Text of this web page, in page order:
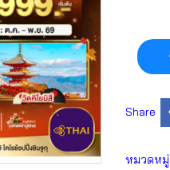
Share
หมวดหมู่